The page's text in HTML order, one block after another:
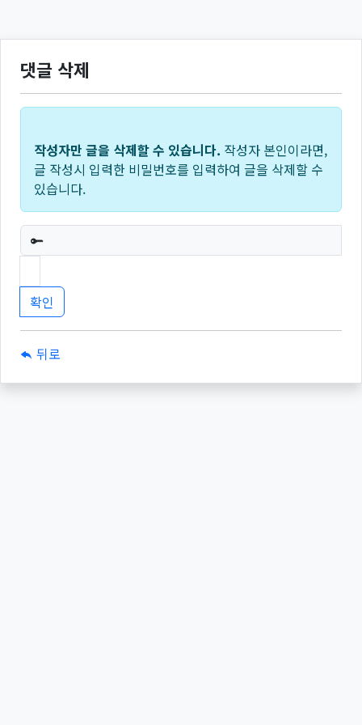
댓글 삭제
작성자만 글을 삭제할 수 있습니다. 작성자 본인이라면,
글 작성시 입력한 비밀번호를 입력하여 글을 삭제할 수
있습니다.
필수
뒤로